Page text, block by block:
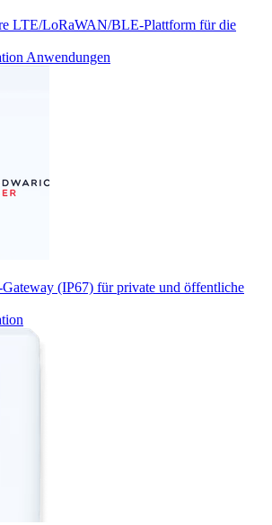
LTE/LoRaWAN/BLE-Plattform für die
Anwendungen
(IP67) für private und öffentliche